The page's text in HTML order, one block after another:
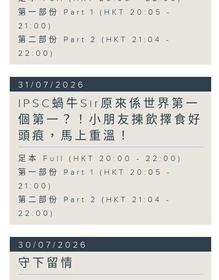
第一部份 Part 1 (HKT 20:05 -
21:00)
第二部份 Part 2 (HKT 21:04 -
22:00)
31/07/2026
IPSC蝸牛Sir原來係世界第一
個第一？！小朋友揀飲擇食好
頭痕，馬上重溫！
足本 Full (HKT 20:00 - 22:00)
第一部份 Part 1 (HKT 20:05 -
21:00)
第二部份 Part 2 (HKT 21:04 -
22:00)
30/07/2026
守下留情